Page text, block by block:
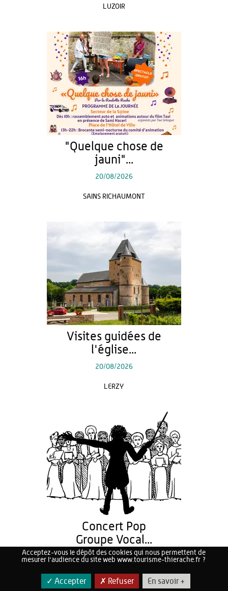
LUZOIR
"Quelque chose de
jauni"...
20/08/2026
SAINS RICHAUMONT
Visites guidées de
l'église...
20/08/2026
LERZY
Concert Pop
Groupe Vocal...
21/08/2026
AUBENTON
Acceptez-vous le dépôt des cookies qui nous permettent de
mesurer l'audience du site web www.tourisme-thierache.fr ?
✓ Accepter ✗ Refuser En savoir +